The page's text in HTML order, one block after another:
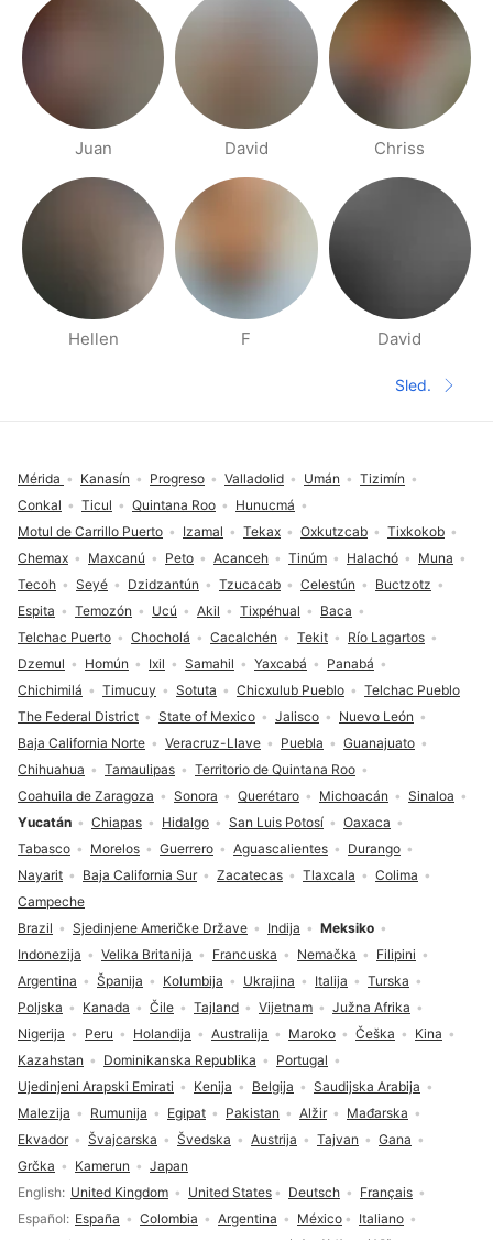
Juan David Chriss
Hellen F David
Sledeća
Sled.
Izbor jezika
English United Kingdom United States Deutsch
Français
Español
España Colombia Argentina México
Italiano
Brazil Sjedinjene Američke Države Indija
Meksiko
Indonezija
Velika Britanija Francuska Nemačka
Filipini
Argentina
Španija Kolumbija Ukrajina Italija
Turska
Poljska
Kanada Čile Tajland Vijetnam
Južna Afrika
Nigerija
Peru Holandija Australija Maroko Češka
Kina
Kazahstan
Dominikanska Republika
Portugal
Ujedinjeni Arapski Emirati
Kenija Belgija
Saudijska Arabija
Malezija
Rumunija Egipat Pakistan Alžir
Mađarska
Ekvador
Švajcarska Švedska Austrija Tajvan
Gana
Grčka
Kamerun Japan
The Federal District State of Mexico Jalisco
Nuevo León
Baja California Norte
Veracruz-Llave Puebla
Guanajuato
Chihuahua
Tamaulipas
Territorio de Quintana Roo
Coahuila de Zaragoza
Sonora Querétaro Michoacán
Sinaloa
Yucatán
Chiapas Hidalgo San Luis Potosí
Oaxaca
Tabasco
Morelos Guerrero Aguascalientes
Durango
Nayarit
Baja California Sur Zacatecas Tlaxcala
Colima
Campeche
Mérida Kanasín Progreso Valladolid Umán
Tizimín
Conkal
Ticul Quintana Roo
Hunucmá
Motul de Carrillo Puerto
Izamal Tekax Oxkutzcab
Tixkokob
Chemax
Maxcanú Peto Acanceh Tinúm Halachó
Muna
Tecoh
Seyé Dzidzantún Tzucacab Celestún
Buctzotz
Espita
Temozón Ucú Akil Tixpéhual
Baca
Telchac Puerto
Chocholá Cacalchén Tekit
Río Lagartos
Dzemul
Homún Ixil Samahil Yaxcabá
Panabá
Chichimilá
Timucuy Sotuta Chicxulub Pueblo Telchac Pueblo